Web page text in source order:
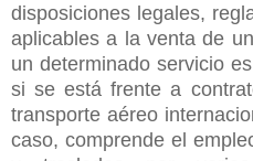
disposiciones legales,
aplicables a la venta de
un determinado servicio
si se está frente a
transporte aéreo
caso, comprende el